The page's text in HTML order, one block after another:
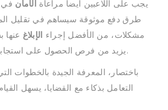
يجب على اللاعبين أيضاً مراعاة الأمان في
طرق دفع موثوقة سيساهم في تقليل
مشكلات، من الأفضل إجراء الإبلاغ
يزيد من فرص الحصول على استجابة سريعة من إدارة الموقع.
باختصار، المعرفة الجيدة بالخطوات
التعامل بذكاء مع القضايا، يسهل